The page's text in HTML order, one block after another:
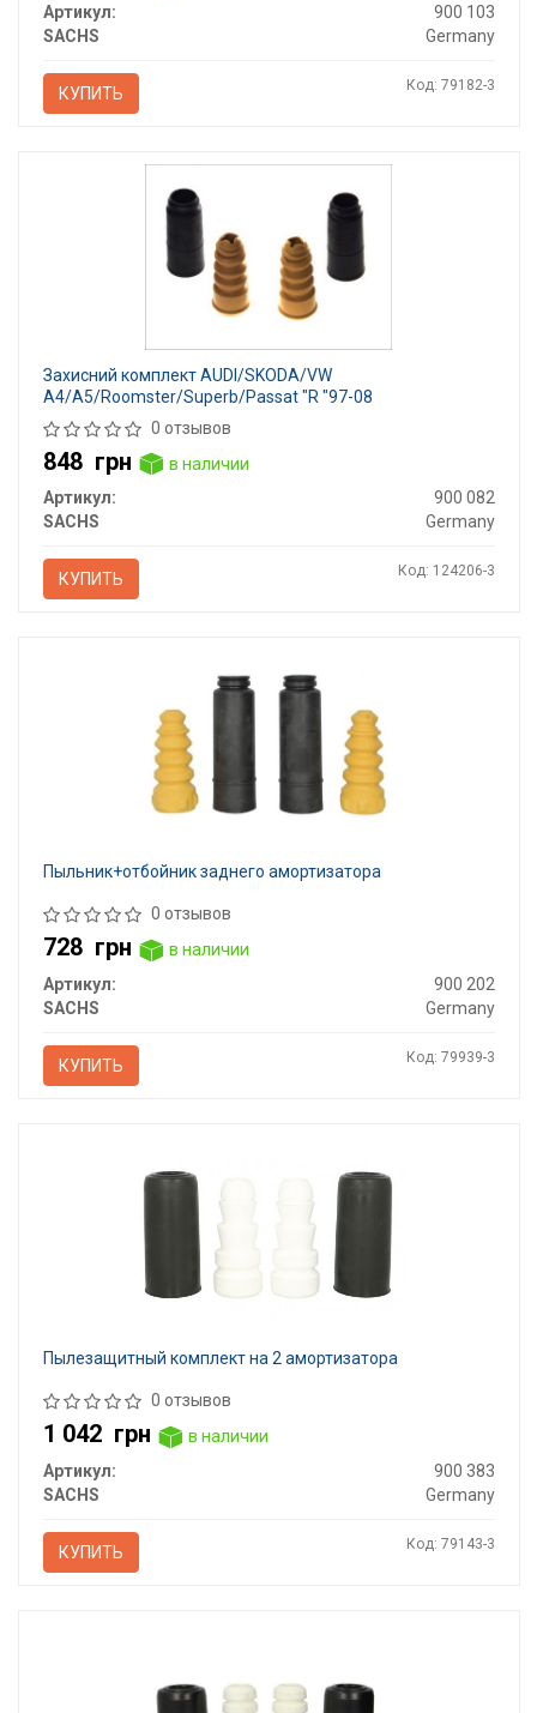
Артикул:
900 103
SACHS
Germany
КУПИТЬ Код: 79182-3
Захисний комплект AUDI/SKODA/VW
A4/A5/Roomster/Superb/Passat "R "97-08
0 отзывов
848 грн
в наличии
Артикул:
900 082
SACHS
Germany
КУПИТЬ Код: 124206-3
Пыльник+отбойник заднего амортизатора
0 отзывов
728 грн
в наличии
Артикул:
900 202
SACHS
Germany
КУПИТЬ Код: 79939-3
Пылезащитный комплект на 2 амортизатора
0 отзывов
1 042 грн
в наличии
Артикул:
900 383
SACHS
Germany
КУПИТЬ Код: 79143-3